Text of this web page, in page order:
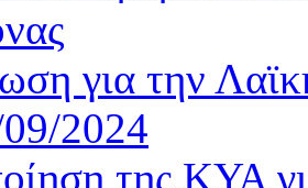
για την
09/2024
της ΚΥΑ